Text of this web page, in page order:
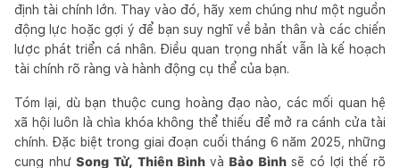
định tài chính lớn. Thay vào đó, hãy xem chúng như một nguồn
động lực hoặc gợi ý để bạn suy nghĩ về bản thân và các chiến
lược phát triển cá nhân. Điều quan trọng nhất vẫn là kế hoạch
tài chính rõ ràng và hành động cụ thể của bạn.
Tóm lại, dù bạn thuộc cung hoàng đạo nào, các mối quan hệ
xã hội luôn là chìa khóa không thể thiếu để mở ra cánh cửa tài
chính. Đặc biệt trong giai đoạn cuối tháng 6 năm 2025, những
cung nhưSong Tử, Thiên Bìnhvà Bảo Bìnhsẽ có lợi thế rõ